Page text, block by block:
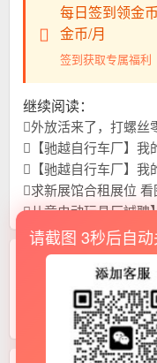
每日签到领金
金币/月
签到获取专属福利
继续阅读：
外放活来了，打螺丝零活
【驰越自行车厂】我的电话是：15833625126我公司主要生产儿童自行车，山地车，学生车我们始终
【驰越自行车厂】我的电话是15833625126我公司主要生产儿童自行车，学生车，山地车我们始终
求新展馆合租展位 看
儿童电动玩具厂誠聘】 1⃣客服5名 2⃣组装
鲁ICP备2024117184号免
平湖童车临沂
物流 实景 会
开单
请截图 3秒后自